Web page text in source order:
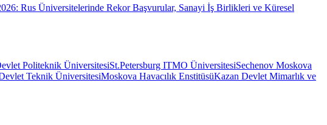
Rus Üniversitelerinde Rekor Başvurular, Sanayi İş Birlikleri ve Küresel
Politeknik ÜniversitesiSt.Petersburg ITMO ÜniversitesiSechenov Moskova
Teknik ÜniversitesiMoskova Havacılık EnstitüsüKazan Devlet Mimarlık ve